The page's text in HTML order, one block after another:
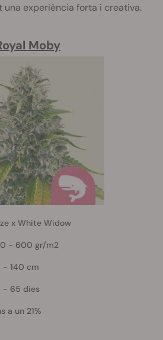
una experiència forta i creativa.
Moby
x White Widow
- 600 gr/m2
- 140 cm
- 65 dies
a un 21%